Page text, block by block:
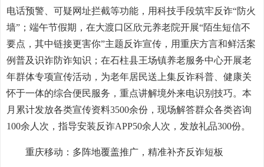
电话预警、可疑网址拦截等功能，用科技手段筑牢反诈“防火
墙”；端午节假期，在大渡口区欣元养老院开展“陌生短信不
要点，其中链接更害你”主题反诈宣传，用重庆方言和鲜活案
例普及识诈防诈知识；在石柱县王场镇养老服务中心开展老
年群体专项宣传活动，为老年居民送上集反诈科普、健康关
怀于一体的综合便民服务，重点讲解境外来电识别技巧。本
月累计发放各类宣传资料3500余份，现场解答群众各类咨询
100余人次，指导安装反诈APP50余人次，发放礼品300份。
重庆移动：多阵地覆盖推广，精准补齐反诈短板